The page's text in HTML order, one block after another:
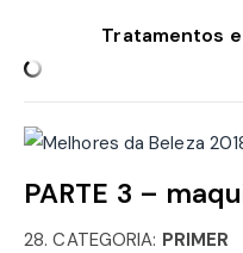
Tratamentos
PARTE 3 –
28. CATEGORIA: PRIMER